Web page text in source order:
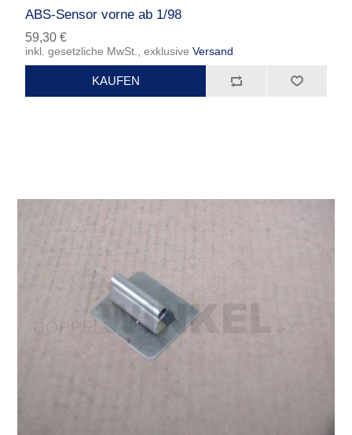
ABS-Sensor vorne ab 1/98
59,30 €
inkl. gesetzliche MwSt., exklusiveVersand